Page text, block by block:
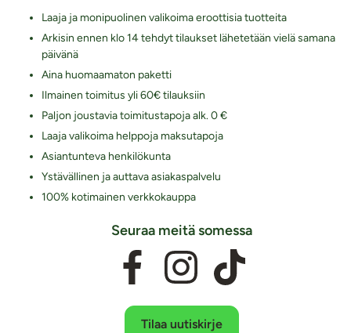
Laaja ja monipuolinen valikoima eroottisia tuotteita
Arkisin ennen klo 14 tehdyt tilaukset lähetetään vielä samana
päivänä
Aina huomaamaton paketti
Ilmainen toimitus yli 60€ tilauksiin
Paljon joustavia toimitustapoja alk. 0 €
Laaja valikoima helppoja maksutapoja
Asiantunteva henkilökunta
Ystävällinen ja auttava asiakaspalvelu
100% kotimainen verkkokauppa
Seuraa meitä somessa
Tilaa uutiskirje